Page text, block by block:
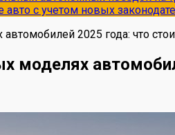
с учетом новых
2025 года: что
моделях